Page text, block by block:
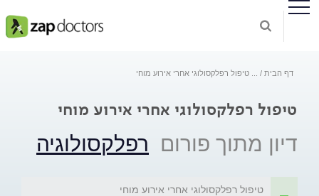
דף הבית טיפול רפלקסולוגי אחרי אירוע מוחי
טיפול רפלקסולוגי אחרי אירוע מוחי
דיון מתוך פורום רפלקסולוגיה
טיפול רפלקסולוגי אחרי אירוע מוחי